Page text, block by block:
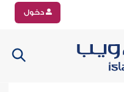
دخول